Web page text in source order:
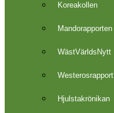
Koreakollen
Mandorapporten
WästVärldsNytt
Westerosrapport
Hjulstakrönikan